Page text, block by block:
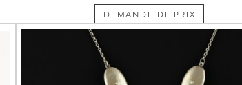
DEMANDE DE PRIX